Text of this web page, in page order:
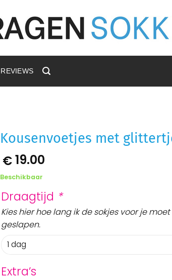
REVIEWS
Kousenvoetjes met
€19.00
Beschikbaar
Draagtijd *
Kies hier hoe lang ik de sokjes voor je
geslapen.
Extra’s